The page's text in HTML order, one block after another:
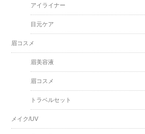
アイライナー
目元ケア
眉コスメ
眉美容液
眉コスメ
トラベルセット
メイク/UV